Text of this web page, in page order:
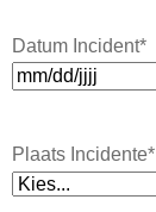
Datum Incident*
Plaats Incidente*